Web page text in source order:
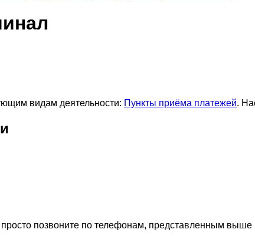
видам деятельности: Пункты приёма платежей.
позвоните по телефонам, представленным выше